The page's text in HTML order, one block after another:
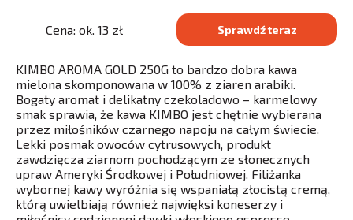
Cena: ok. 13 zł Sprawdź teraz
KIMBO AROMA GOLD 250G to bardzo dobra kawa
mielona skomponowana w 100% z ziaren arabiki.
Bogaty aromat i delikatny czekoladowo – karmelowy
smak sprawia, że kawa KIMBO jest chętnie wybierana
przez miłośników czarnego napoju na całym świecie.
Lekki posmak owoców cytrusowych, produkt
zawdzięcza ziarnom pochodzącym ze słonecznych
upraw Ameryki Środkowej i Południowej. Filiżanka
wybornej kawy wyróżnia się wspaniałą złocistą cremą,
którą uwielbiają również najwięksi koneserzy i